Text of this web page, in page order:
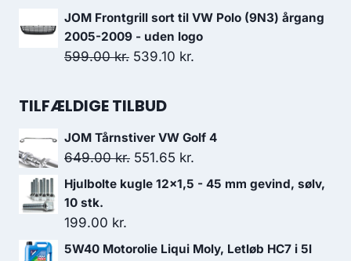
4,599.00 kr..4,369.05 kr..
oprindelige
pris
var:
aktuelle
pris
er:
JOM Frontgrill sort til VW Polo (9N3) årgang
2005-2009 - uden logo
599.00kr. Den
pris
599.00 kr..
539.10 kr.
539.10 kr..
TILFÆLDIGE TILBUD
JOM Tårnstiver VW Golf 4
649.00kr. Den
oprindelige
649.00 kr..
551.65 kr.
aktuelle
551.65 kr..
Hjulbolte kugle 12x1,5 - 45 mm gevind, sølv,
10 stk.
199.00 kr.
5W40 Motorolie Liqui Moly, Letløb HC7 i 5l